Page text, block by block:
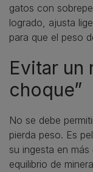
gatos con
logrado, ajusta
para que el peso
Evitar un
choque”
No se debe
pierda peso. Es
su ingesta en
equilibrio de